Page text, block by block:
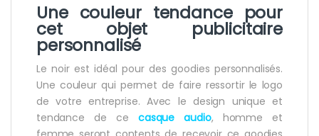
Une couleur tendance pour
cet objet publicitaire
personnalisé
Le noir est idéal pour des goodies personnalisés.
Une couleur qui permet de faire ressortir le logo
de votre entreprise. Avec le design unique et
tendance de ce casque audio, homme et